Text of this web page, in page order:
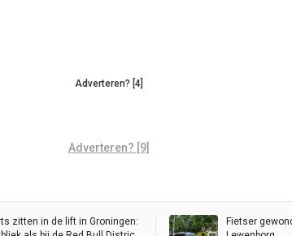
Adverteren? [4]
Adverteren? [9]
zitten in de lift in Groningen:
Fietser